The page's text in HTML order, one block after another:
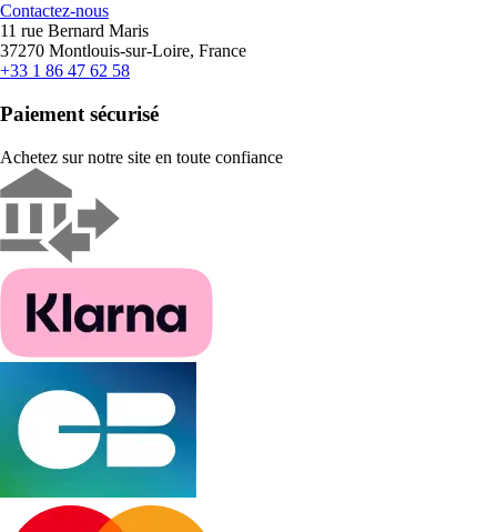
Contactez-nous
11 rue Bernard Maris
37270 Montlouis-sur-Loire, France
+33 1 86 47 62 58
Paiement sécurisé
Achetez sur notre site en toute confiance